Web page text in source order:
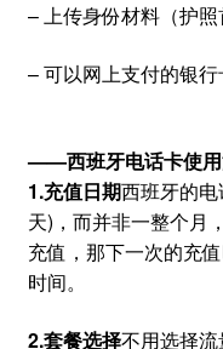
– 上传身份材料（护照
– 可以网上支付的银行
——西班牙电话卡使用
1.充值日期西班牙的
天)，而并非一整个月
充值，那下一次的充
时间。
2.套餐选择不用选择